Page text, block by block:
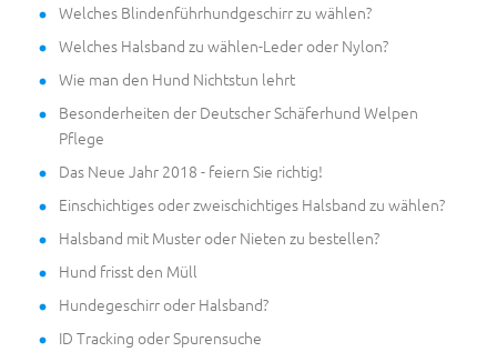
Welches Blindenführhundgeschirr zu wählen?
Welches Halsband zu wählen-Leder oder Nylon?
Wie man den Hund Nichtstun lehrt
Besonderheiten der Deutscher Schäferhund Welpen
Pflege
Das Neue Jahr 2018 - feiern Sie richtig!
Einschichtiges oder zweischichtiges Halsband zu wählen?
Halsband mit Muster oder Nieten zu bestellen?
Hund frisst den Müll
Hundegeschirr oder Halsband?
ID Tracking oder Spurensuche